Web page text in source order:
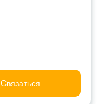
Связаться